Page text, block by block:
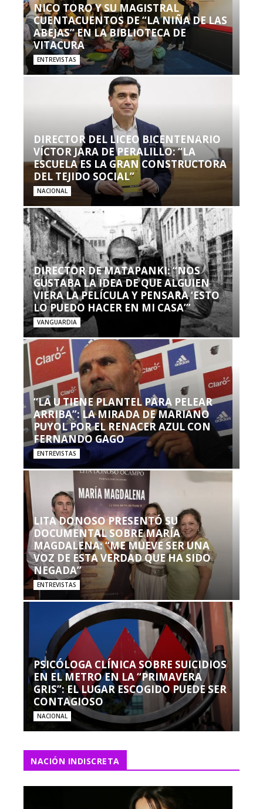
NICO TORO Y SU MAGISTRAL
CUENTACUENTOS DE “LA NIÑA DE LAS
ABEJAS” EN LA BIBLIOTECA DE
VITACURA
ENTREVISTAS
DIRECTOR DEL LICEO BICENTENARIO
VÍCTOR JARA DE PERALILLO: “LA
ESCUELA ES LA GRAN CONSTRUCTORA
DEL TEJIDO SOCIAL”
NACIONAL
DIRECTOR DE MATAPANKI: “NOS
GUSTABA LA IDEA DE QUE ALGUIEN
VIERA LA PELÍCULA Y PENSARA ‘ESTO
LO PUEDO HACER EN MI CASA’”
VANGUARDIA
“LA U TIENE PLANTEL PARA PELEAR
ARRIBA”: LA MIRADA DE MARIANO
PUYOL POR EL RENACER AZUL CON
FERNANDO GAGO
ENTREVISTAS
LITA DONOSO PRESENTÓ SU
DOCUMENTAL SOBRE MARÍA
MAGDALENA: “ME MUEVE SER UNA
VOZ DE ESTA VERDAD QUE HA SIDO
NEGADA”
ENTREVISTAS
PSICÓLOGA CLÍNICA SOBRE SUICIDIOS
EN EL METRO EN LA “PRIMAVERA
GRIS”: EL LUGAR ESCOGIDO PUEDE SER
CONTAGIOSO
NACIONAL
NACIÓN INDISCRETA